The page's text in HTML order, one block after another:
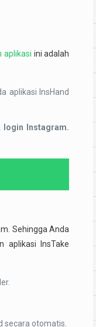
aplikasi ini adalah
aplikasi InsHand
login Instagram.
Sehingga Anda
aplikasi InsTake
secara otomatis.